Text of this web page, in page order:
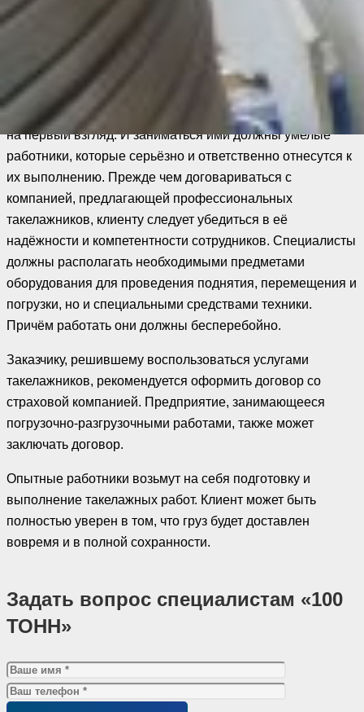
повреждения. Если пренебречь всеми описанными
мерами, специалисты по такелажным работам не смогут
гарантировать своевременной доставки груза в полной
сохранности.
Такелажные работы не так просты, как может показаться
на первый взгляд. И заниматься ими должны умелые
работники, которые серьёзно и ответственно отнесутся к
их выполнению. Прежде чем договариваться с
компанией, предлагающей профессиональных
такелажников, клиенту следует убедиться в её
надёжности и компетентности сотрудников. Специалисты
должны располагать необходимыми предметами
оборудования для проведения поднятия, перемещения и
погрузки, но и специальными средствами техники.
Причём работать они должны бесперебойно.
Заказчику, решившему воспользоваться услугами
такелажников, рекомендуется оформить договор со
страховой компанией. Предприятие, занимающееся
погрузочно-разгрузочными работами, также может
заключать договор.
Опытные работники возьмут на себя подготовку и
выполнение такелажных работ. Клиент может быть
полностью уверен в том, что груз будет доставлен
вовремя и в полной сохранности.
Задать вопрос специалистам «100
ТОНН»